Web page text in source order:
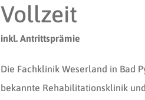
Vollzeit
inkl. Antrittsprämie
Die Fachklinik Weserland in Bad
bekannte Rehabilitationsklinik